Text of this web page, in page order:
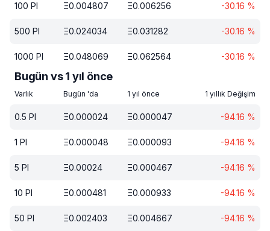
100 PI Ξ0.004807 Ξ0.006256 -30.16 %
500 PI Ξ0.024034 Ξ0.031282 -30.16 %
1000 PI Ξ0.048069 Ξ0.062564 -30.16 %
Bugün vs 1 yıl önce
Varlık Bugün 'da 1 yıl önce 1 yıllık Değişim
0.5 PI Ξ0.000024 Ξ0.000047 -94.16 %
1 PI Ξ0.000048 Ξ0.000093 -94.16 %
5 PI Ξ0.00024 Ξ0.000467 -94.16 %
10 PI Ξ0.000481 Ξ0.000933 -94.16 %
50 PI Ξ0.002403 Ξ0.004667 -94.16 %